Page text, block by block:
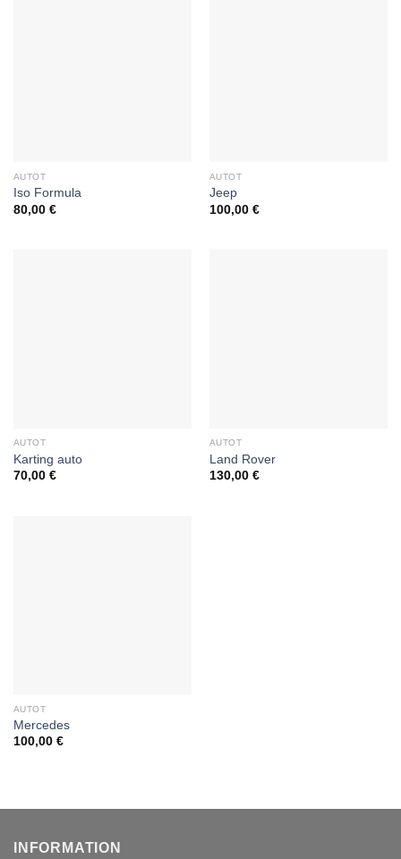
AUTOT
Iso Formula
80,00 €
AUTOT
Jeep
100,00 €
AUTOT
Karting auto
70,00 €
AUTOT
Land Rover
130,00 €
AUTOT
Mercedes
100,00 €
INFORMATION